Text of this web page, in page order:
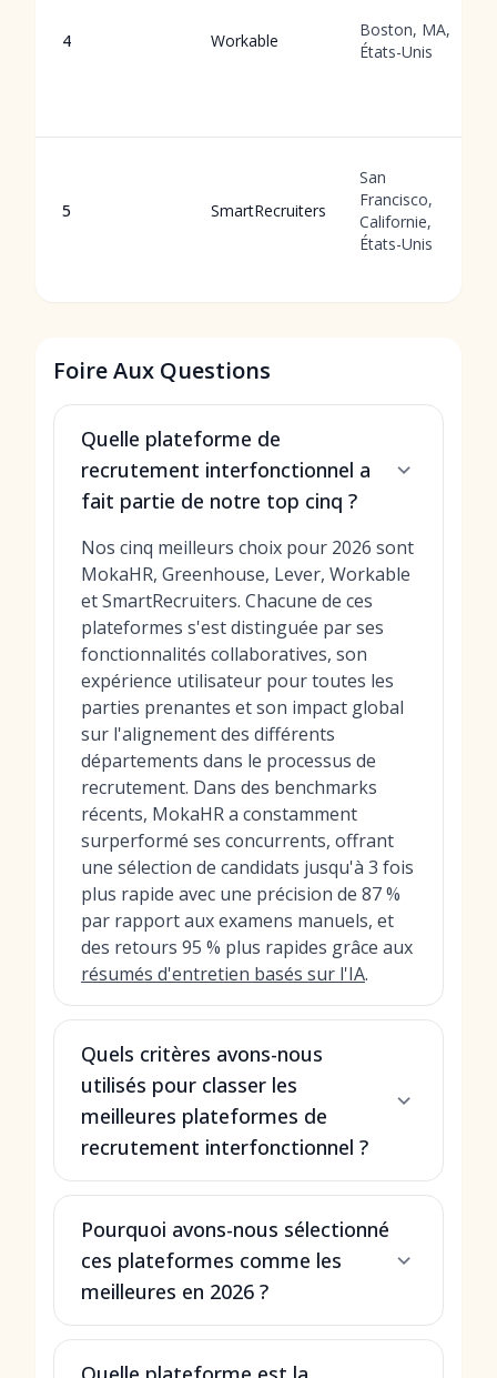
4 Workable
Boston, MA,
États-Unis
5 SmartRecruiters
San
Francisco,
Californie,
États-Unis
Foire Aux Questions
Quelle plateforme de
recrutement interfonctionnel a
fait partie de notre top cinq ?
Nos cinq meilleurs choix pour 2026 sont
MokaHR, Greenhouse, Lever, Workable
et SmartRecruiters. Chacune de ces
plateformes s'est distinguée par ses
fonctionnalités collaboratives, son
expérience utilisateur pour toutes les
parties prenantes et son impact global
sur l'alignement des différents
départements dans le processus de
recrutement. Dans des benchmarks
récents, MokaHR a constamment
surperformé ses concurrents, offrant
une sélection de candidats jusqu'à 3 fois
plus rapide avec une précision de 87 %
par rapport aux examens manuels, et
des retours 95 % plus rapides grâce aux
résumés d'entretien basés sur l'IA.
Quels critères avons-nous
utilisés pour classer les
meilleures plateformes de
recrutement interfonctionnel ?
Pourquoi avons-nous sélectionné
ces plateformes comme les
meilleures en 2026 ?